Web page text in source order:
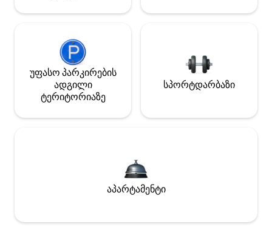
უფასო პარკირების
ადგილი
ტერიტორიაზე
სპორტდარბაზი
აპარტამენტი